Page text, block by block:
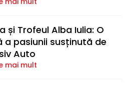
și Trofeul Alba Iulia: O
a pasiunii susținută de
Auto
mai mult